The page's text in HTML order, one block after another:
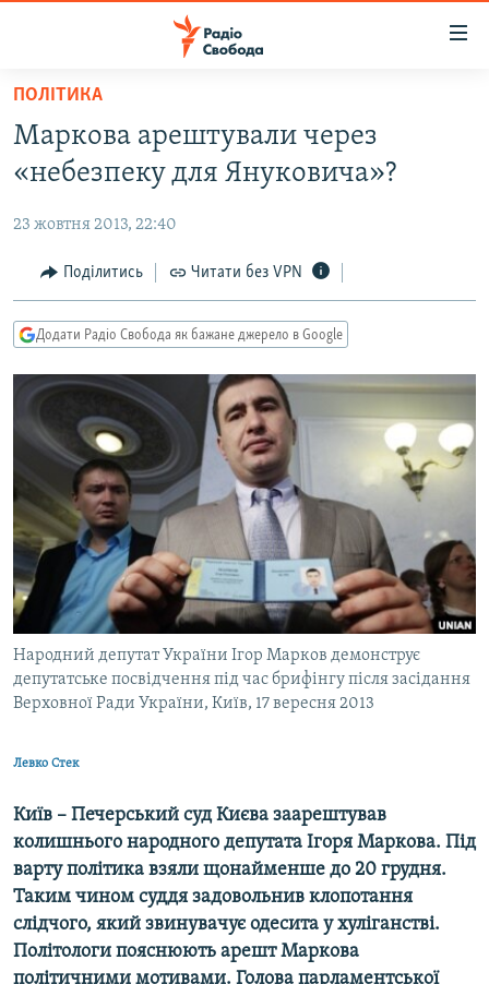
Перейти
основного
матеріалу
до
навігації
Перейти
до
ВСЕ ЗА ДОБУ
ПОЛІТИКА
ЕКОНОМІКА
КУЛЬТУРА
СПОРТ
УКРАЇНА
ВІЙНА
РОСІЙСЬКА «ФІЛЬТРАЦІЯ»
КРИМ.РЕАЛІЇ
ТИ ЯК?
СХЕМИ
КИТАЙ.ВИКЛИКИ
МУЛЬТИМЕДІА
ФОТО
СПЕЦПРОЄКТИ
ПОДКАСТИ
КРИМ РЕАЛІЇ
РУС
УКР
ДОЛУЧАЙСЯ!
ПОЛІТИКА
Маркова арештували через
«небезпеку для Януковича»?
23 жовтня 2013, 22:40
Поділитись Читати без VPN
Додати Радіо Свобода як бажане джерело в Google
Народний депутат України Ігор Марков демонструє
депутатське посвідчення під час брифінгу після засідання
Верховної Ради України, Київ, 17 вересня 2013
Левко Стек
Київ – Печерський суд Києва заарештував
колишнього народного депутата Ігоря Маркова. Під
варту політика взяли щонайменше до 20 грудня.
Таким чином суддя задовольнив клопотання
слідчого, який звинувачує одесита у хуліганстві.
Політологи пояснюють арешт Маркова
політичними мотивами. Голова парламентської